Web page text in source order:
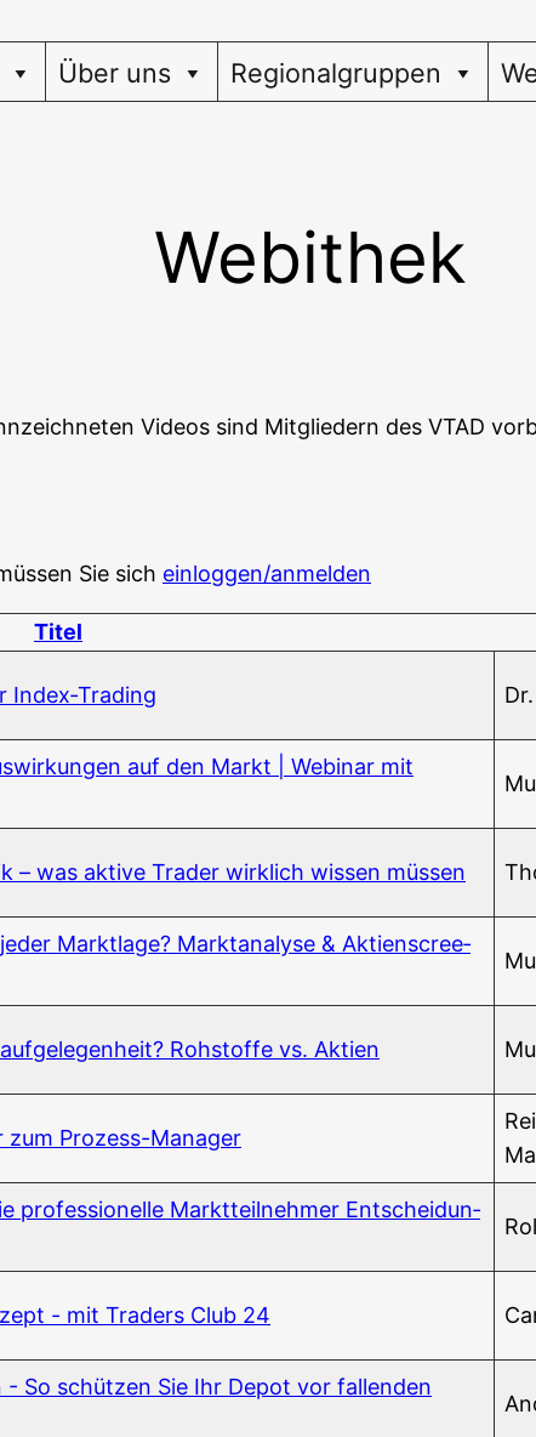
Über uns Regionalgruppen
Webithek
Vide­os sind Mit­glie­dern des VTAD
Sie sich einloggen/anmelden
Titel
Index‑Trading
auf den Markt | Web­i­nar mit
– was akti­ve Trader wirk­lich wis­sen müssen
Markt­la­ge? Markt­ana­ly­se & Akti­en­scree­
Roh­stof­fe vs. Aktien
Prozess-Manager
pro­fes­sio­nel­le Markt­teil­neh­mer Ent­schei­dun­
- mit Trad­ers Club 24
So schüt­zen Sie Ihr Depot vor fal­len­den